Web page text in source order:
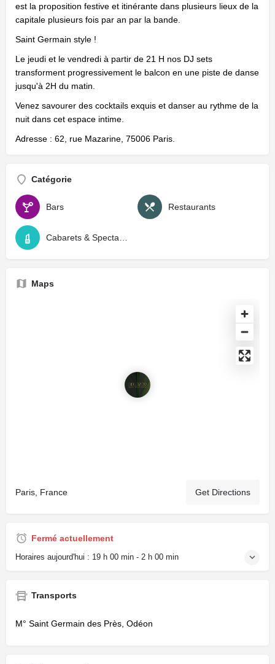
est la proposition festive et itinérante dans plusieurs lieux de la
capitale plusieurs fois par an par la bande.
Saint Germain style !
Le jeudi et le vendredi à partir de 21 H nos DJ sets
transforment progressivement le balcon en une piste de danse
jusqu'à 2H du matin.
Venez savourer des cocktails exquis et danser au rythme de la
nuit dans cet espace intime.
Adresse : 62, rue Mazarine, 75006 Paris.
Catégorie
Bars Restaurants
Maps
Paris, France Get Directions
Fermé actuellement
Horaires aujourd'hui : 19 h 00 min - 2 h 00 min
Transports
M° Saint Germain des Près, Odéon